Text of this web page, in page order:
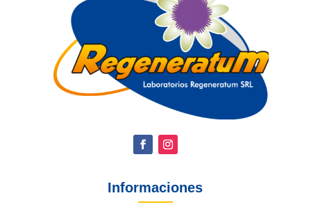
Informaciones